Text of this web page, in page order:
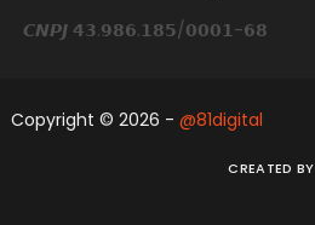
𝘾𝙉𝙋𝙅 𝟰𝟯.𝟵𝟴𝟲.𝟭𝟴𝟱/𝟬𝟬𝟬𝟭-𝟲𝟴
Copyright © 2026 - @81digital
CREATED BY